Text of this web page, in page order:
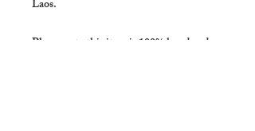
Laos.
Please note this item is 100% handmade.